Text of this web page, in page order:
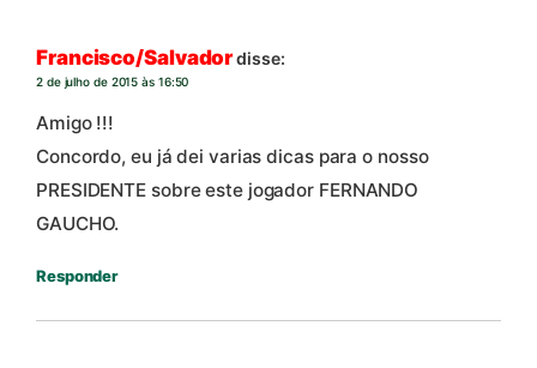
Francisco/Salvadordisse:
2 de julho de 2015 às 16:50
Amigo !!!
Concordo, eu já dei varias dicas para o nosso
PRESIDENTE sobre este jogador FERNANDO
GAUCHO.
Responder